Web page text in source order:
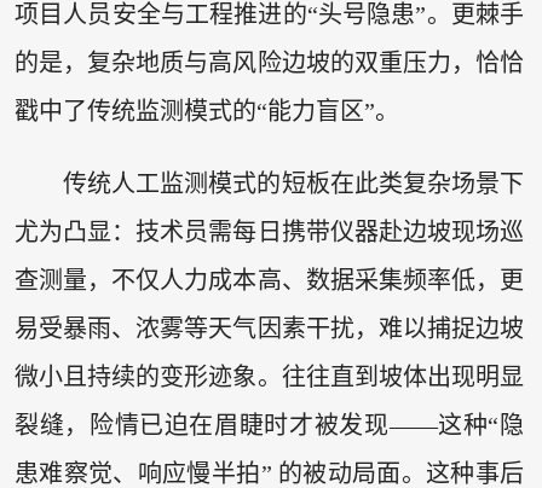
项目人员安全与工程推进的“头号隐患”。更棘手
的是，复杂地质与高风险边坡的双重压力，恰恰
戳中了传统监测模式的“能力盲区”。
传统人工监测模式的短板在此类复杂场景下
尤为凸显：技术员需每日携带仪器赴边坡现场巡
查测量，不仅人力成本高、数据采集频率低，更
易受暴雨、浓雾等天气因素干扰，难以捕捉边坡
微小且持续的变形迹象。往往直到坡体出现明显
裂缝，险情已迫在眉睫时才被发现——这种“隐
患难察觉、响应慢半拍” 的被动局面。这种事后